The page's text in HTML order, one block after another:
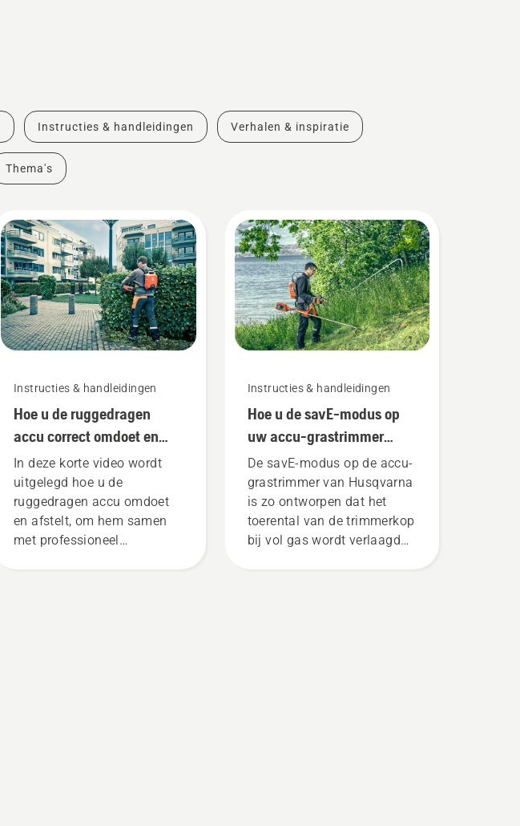
Instructies & handleidingen Verhalen & inspiratie
Thema's
Instructies & handleidingen
Hoe u de ruggedragen
accu correct omdoet en
afstelt
In deze korte video wordt
uitgelegd hoe u de
ruggedragen accu omdoet
en afstelt, om hem samen
met professioneel
Instructies & handleidingen
Hoe u de savE-modus op
uw accu-grastrimmer
gebruikt
De savE-modus op de accu-
grastrimmer van Husqvarna
is zo ontworpen dat het
toerental van de trimmerkop
bij vol gas wordt verlaagd